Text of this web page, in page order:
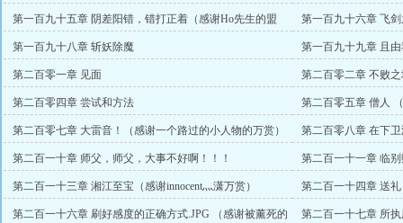
第一百九十五章 阴差阳错，错打正着（感谢Ho先生的盟
主）
第一百九十六章 飞
赏）
第一百九十八章 斩妖除魔
第一百九十九章 且
白的万赏）
第二百零一章 见面 第二百零二章 不败
第二百零四章 尝试和方法 第二百零五章 僧人
第二百零七章 大雷音！（感谢一个路过的小人物的万赏）
第二百零八章 在下
吉万赏）
第二百一十章 师父，师父，大事不好啊！！！ 第二百一十一章 临
第二百一十三章 湘江至宝（感谢innocent灬潇万赏）
第二百一十四章 送
赏）
第二百一十六章 刷好感度的正确方式.JPG （感谢被薰死的
第二百一十七章 所